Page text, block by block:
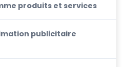
produits et services
publicitaire